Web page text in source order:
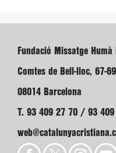
Fundació Missatge
Comtes de Bell-lloc, 67-69
08014 Barcelona
T. 93 409 27 70 / 93 409